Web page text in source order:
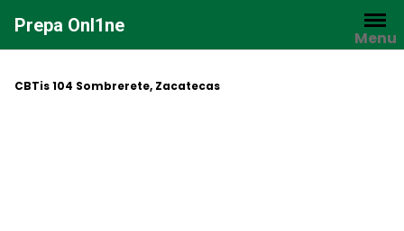
contenido
Prepa Onl1ne
Menu
CBTis 104 Sombrerete, Zacatecas